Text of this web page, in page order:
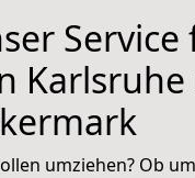
umziehen? Ob